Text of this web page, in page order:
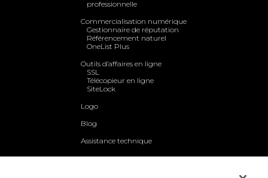
professionnelle
Commercialisation numérique
Gestionnaire de réputation
Référencement naturel
OneList Plus
Outils d’affaires en ligne
SSL
Télécopieur en ligne
SiteLock
Logo
Blog
Assistance technique
Qui sommes-nous